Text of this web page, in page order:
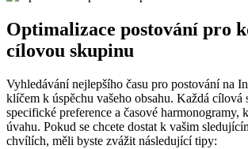
Optimalizace postování pro
cílovou skupinu
Vyhledávání nejlepšího času pro postování na
klíčem k úspěchu vašeho obsahu. Každá cílová
specifické preference a časové harmonogramy,
úvahu. Pokud se chcete dostat k vašim
chvílích, měli byste zvážit následující tipy: